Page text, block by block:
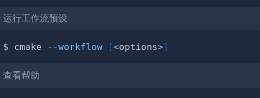
运行工作流预设
$ cmake --workflow [<options>]
查看帮助